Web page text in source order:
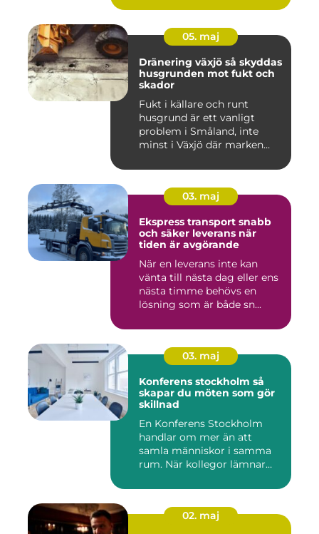
05. maj
Dränering växjö så skyddas
husgrunden mot fukt och
skador
Fukt i källare och runt
husgrund är ett vanligt
problem i Småland, inte
minst i Växjö där marken
03. maj
Ekspress transport snabb
och säker leverans när
tiden är avgörande
När en leverans inte kan
vänta till nästa dag eller ens
nästa timme behövs en
lösning som är både sn...
03. maj
Konferens stockholm så
skapar du möten som gör
skillnad
En Konferens Stockholm
handlar om mer än att
samla människor i samma
rum. När kollegor lämnar
02. maj